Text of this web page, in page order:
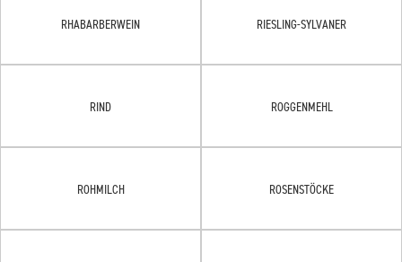
RHABARBERWEIN RIESLING-SYLVANER
RIND ROGGENMEHL
ROHMILCH ROSENSTÖCKE